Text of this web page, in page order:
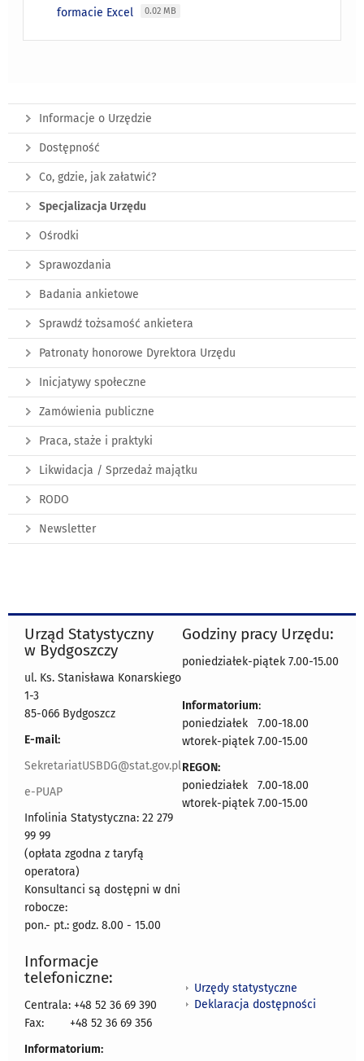
formacie Excel
0.02 MB
Informacje o Urzędzie
Dostępność
Co, gdzie, jak załatwić?
Specjalizacja Urzędu
Ośrodki
Sprawozdania
Badania ankietowe
Sprawdź tożsamość ankietera
Patronaty honorowe Dyrektora Urzędu
Inicjatywy społeczne
Zamówienia publiczne
Praca, staże i praktyki
Likwidacja / Sprzedaż majątku
RODO
Newsletter
Urząd Statystyczny
w Bydgoszczy
ul. Ks. Stanisława Konarskiego
1-3
85-066 Bydgoszcz
E-mail:
SekretariatUSBDG@stat.gov.pl
e-PUAP
Infolinia Statystyczna: 22 279
99 99
(opłata zgodna z taryfą
operatora)
Konsultanci są dostępni w dni
robocze:
pon.- pt.: godz. 8.00 - 15.00
Godziny pracy Urzędu:
poniedziałek-piątek 7.00-15.00
Informatorium:
poniedziałek 7.00-18.00
wtorek-piątek 7.00-15.00
REGON:
poniedziałek 7.00-18.00
wtorek-piątek 7.00-15.00
Informacje
telefoniczne:
Centrala: +48 52 36 69 390
Fax:
+48 52 36 69 356
Informatorium:
Urzędy statystyczne
Deklaracja dostępności